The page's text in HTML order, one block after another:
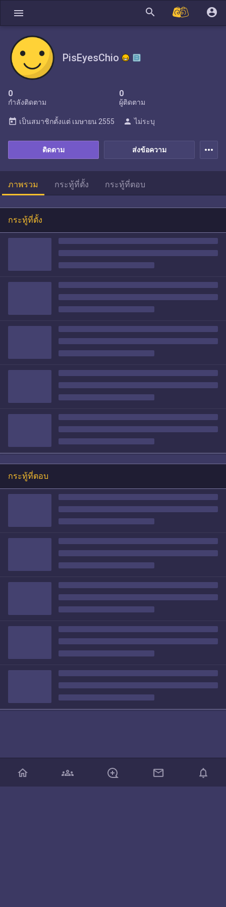
menu search account_circle
PisEyesChio
0
กำลังติดตาม
0
ผู้ติดตาม
ส่งข้อความ
ติดตาม
today เป็นสมาชิกตั้งแต่ เมษายน 2555 person ไม่ระบุ
more_horiz
ภาพรวม กระทู้ที่ตั้ง กระทู้ที่ตอบ
กระทู้ที่ตั้ง
กระทู้ที่ตอบ